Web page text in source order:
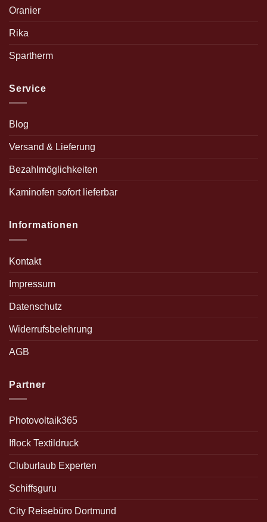
Oranier
Rika
Spartherm
Service
Blog
Versand & Lieferung
Bezahlmöglichkeiten
Kaminofen sofort lieferbar
Informationen
Kontakt
Impressum
Datenschutz
Widerrufsbelehrung
AGB
Partner
Photovoltaik365
Iflock Textildruck
Cluburlaub Experten
Schiffsguru
City Reisebüro Dortmund